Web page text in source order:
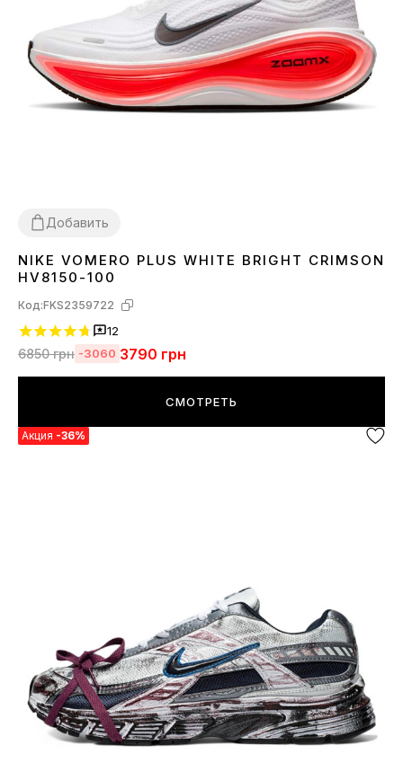
Добавить
3842 434445
NIKE VOMERO PLUS WHITE BRIGHT CRIMSON
HV8150-100
Код:FKS2359722
12
6850грн -3060 3790 грн
СМОТРЕТЬ
Акция -36%